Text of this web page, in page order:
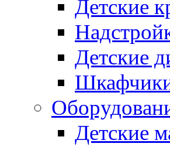
Детские
Детские
Шкафчики
Детские